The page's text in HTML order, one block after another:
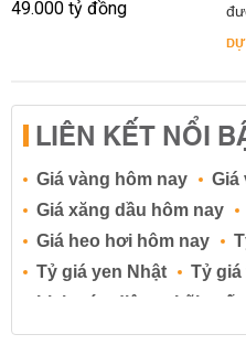
LIÊN KẾT NỔI
Giá vàng hôm nay
Giá
Giá xăng dầu hôm nay
Giá heo hơi hôm nay
Tỷ giá yen Nhật
Tỷ
Lịch cúp điện
Lãi suất
Lãi suất tiết kiệm
Lãi